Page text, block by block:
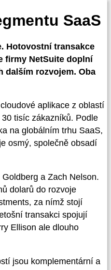
SaaS
Hotovostní transakce
firmy NetSuite doplní
dalším rozvojem. Oba
aplikace z oblastí
tisíc zákazníků. Podle
na globálním trhu SaaS,
osmý, společně obsadí
a Zach Nelson.
dolarů do rozvoje
za nímž stojí
transakci spojují
Ellison ale dlouho
jsou komplementární a